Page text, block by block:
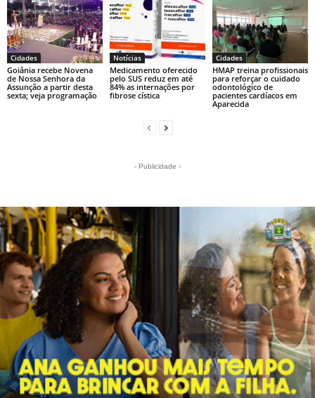
Cidades
Goiânia recebe Novena
de Nossa Senhora da
Assunção a partir desta
sexta; veja programação
Notícias
Medicamento oferecido
pelo SUS reduz em até
84% as internações por
fibrose cística
Cidades
HMAP treina profissionais
para reforçar o cuidado
odontológico de
pacientes cardíacos em
Aparecida
- Publicidade -